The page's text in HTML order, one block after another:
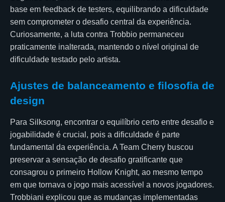
base em feedback de testers, equilibrando a dificuldade
sem comprometer o desafio central da experiência.
Curiosamente, a luta contra Trobbio permaneceu
praticamente inalterada, mantendo o nível original de
dificuldade testado pelo artista.
Ajustes de balanceamento e filosofia de
design
Para Silksong, encontrar o equilíbrio certo entre desafio e
jogabilidade é crucial, pois a dificuldade é parte
fundamental da experiência. A Team Cherry buscou
preservar a sensação de desafio gratificante que
consagrou o primeiro Hollow Knight, ao mesmo tempo
em que tornava o jogo mais acessível a novos jogadores.
Trobbiani explicou que as mudanças implementadas